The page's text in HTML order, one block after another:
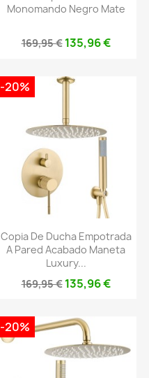
Monomando Negro Mate
169,95 € 135,96 €
Copia De Ducha Empotrada
A Pared Acabado Maneta
Luxury...
169,95 € 135,96 €
-20%
-20%